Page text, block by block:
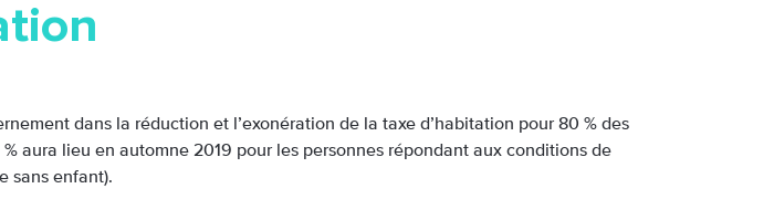
dans la réduction et l’exonération de la taxe d’habitation pour 80 % des
aura lieu en automne 2019 pour les personnes répondant aux conditions de
sans enfant).